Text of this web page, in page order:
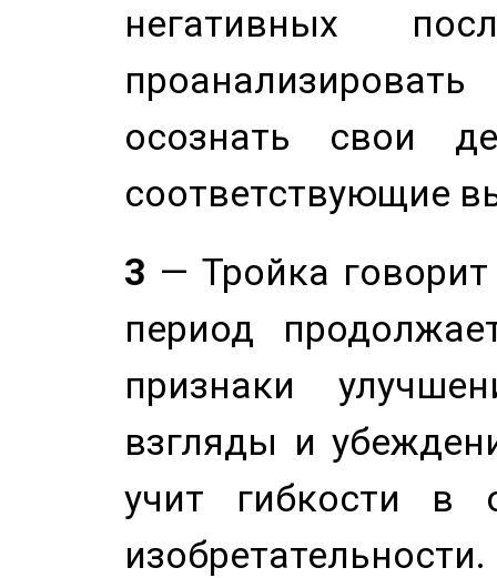
негативных
осознать свои
соответствующие
3 — Тройка
период
признаки
взгляды и
учит гибкости в